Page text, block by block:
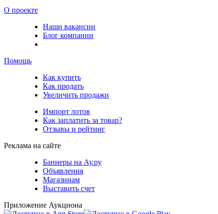
О проекте
Наши вакансии
Блог компании
Помощь
Как купить
Как продать
Увеличить продажи
Импорт лотов
Как заплатить за товар?
Отзывы и рейтинг
Реклама на сайте
Баннеры на Ау.ру
Объявления
Магазинам
Выставить счет
Приложение Аукциона